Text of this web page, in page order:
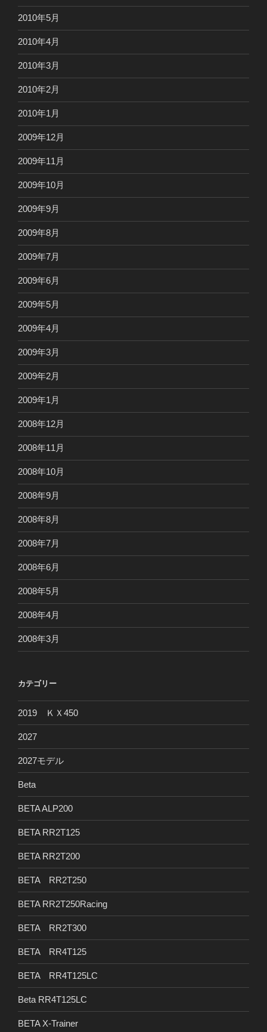
2010年5月
2010年4月
2010年3月
2010年2月
2010年1月
2009年12月
2009年11月
2009年10月
2009年9月
2009年8月
2009年7月
2009年6月
2009年5月
2009年4月
2009年3月
2009年2月
2009年1月
2008年12月
2008年11月
2008年10月
2008年9月
2008年8月
2008年7月
2008年6月
2008年5月
2008年4月
2008年3月
カテゴリー
2019 ＫＸ450
2027
2027モデル
Beta
BETA ALP200
BETA RR2T125
BETA RR2T200
BETA RR2T250
BETA RR2T250Racing
BETA RR2T300
BETA RR4T125
BETA RR4T125LC
Beta RR4T125LC
BETA X-Trainer